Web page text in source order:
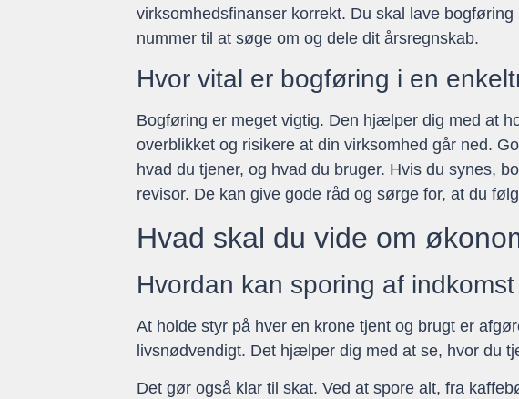
virksomhedsfinanser korrekt. Du skal lave
nummer til at søge om og dele dit årsregnskab.
Hvor vital er bogføring i en
Bogføring er meget vigtig. Den hjælper dig med at
overblikket og risikere at din virksomhed går ned.
hvad du tjener, og hvad du bruger. Hvis du synes,
revisor. De kan give gode råd og sørge for, at du
Hvad skal du vide om
Hvordan kan sporing af
At holde styr på hver en krone tjent og brugt er
livsnødvendigt. Det hjælper dig med at se, hvor du
Det gør også klar til skat. Ved at spore alt, fra